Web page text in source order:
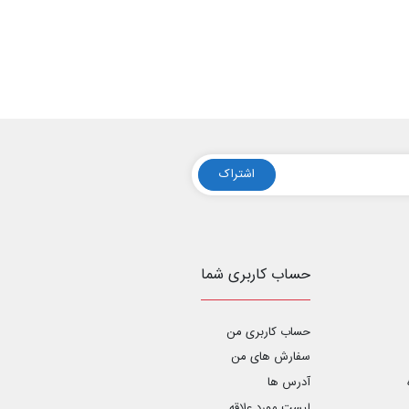
اشتراک
حساب کاربری شما
حساب کاربری من
سفارش های من‎
آدرس ها